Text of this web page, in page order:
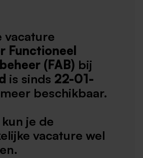
vacature
Functioneel
(FAB) bij
is sinds 22-01-
beschikbaar.
je de
vacature wel